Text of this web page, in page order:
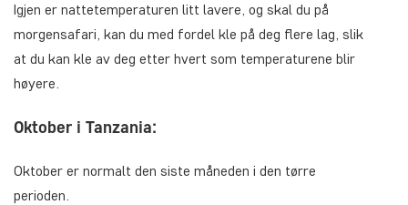
Igjen er nattetemperaturen litt lavere, og skal du på
morgensafari, kan du med fordel kle på deg flere lag, slik
at du kan kle av deg etter hvert som temperaturene blir
høyere.
Oktober i Tanzania:
Oktober er normalt den siste måneden i den tørre
perioden.